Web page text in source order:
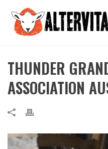
THUNDER
ASSOCIATION